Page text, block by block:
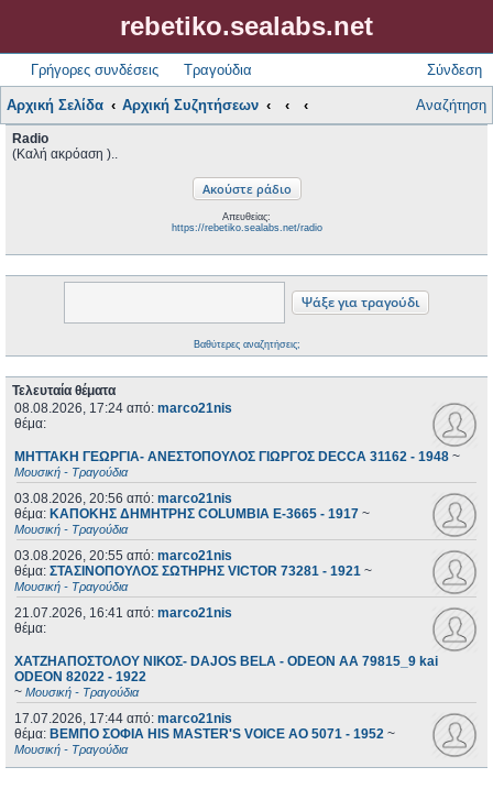
rebetiko.sealabs.net
Γρήγορες συνδέσεις Τραγούδια Σύνδεση
Αρχική Σελίδα Αρχική Συζητήσεων Αναζήτηση
Radio
(Καλή ακρόαση )..
Απευθείας:
https://rebetiko.sealabs.net/radio
Βαθύτερες αναζητήσεις;
Τελευταία θέματα
08.08.2026, 17:24 από: marco21nis
θέμα:
ΜΗΤΤΑΚΗ ΓΕΩΡΓΙΑ- ΑΝΕΣΤΟΠΟΥΛΟΣ ΓΙΩΡΓΟΣ DECCA 31162 - 1948 ~
Μουσική - Τραγούδια
03.08.2026, 20:56 από: marco21nis
θέμα: ΚΑΠΟΚΗΣ ΔΗΜΗΤΡΗΣ COLUMBIA E-3665 - 1917 ~
Μουσική - Τραγούδια
03.08.2026, 20:55 από: marco21nis
θέμα: ΣΤΑΣΙΝΟΠΟΥΛΟΣ ΣΩΤΗΡΗΣ VICTOR 73281 - 1921 ~
Μουσική - Τραγούδια
21.07.2026, 16:41 από: marco21nis
θέμα:
ΧΑΤΖΗΑΠΟΣΤΟΛΟΥ ΝΙΚΟΣ- DAJOS BELA - ODEON AA 79815_9 kai
ODEON 82022 - 1922
~ Μουσική - Τραγούδια
17.07.2026, 17:44 από: marco21nis
θέμα: ΒΕΜΠΟ ΣΟΦΙΑ HIS MASTER'S VOICE AO 5071 - 1952 ~
Μουσική - Τραγούδια